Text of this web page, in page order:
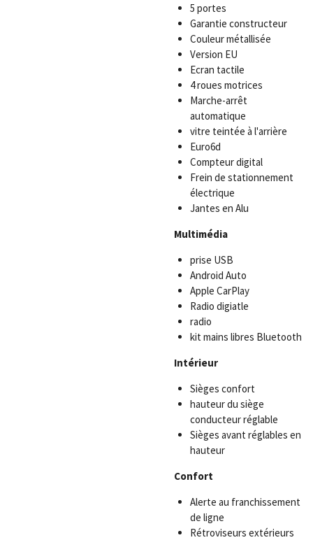
5 portes
Garantie constructeur
Couleur métallisée
Version EU
Ecran tactile
4 roues motrices
Marche-arrêt
automatique
vitre teintée à l'arrière
Euro6d
Compteur digital
Frein de stationnement
électrique
Jantes en Alu
Multimédia
prise USB
Android Auto
Apple CarPlay
Radio digiatle
radio
kit mains libres Bluetooth
Intérieur
Sièges confort
hauteur du siège
conducteur réglable
Sièges avant réglables en
hauteur
Confort
Alerte au franchissement
de ligne
Rétroviseurs extérieurs